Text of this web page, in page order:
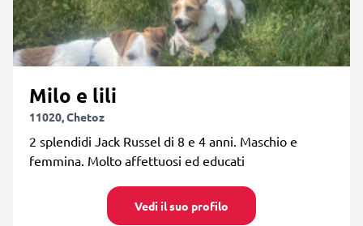
Milo e lili
11020, Chetoz
2 splendidi Jack Russel di 8 e 4 anni. Maschio e
femmina. Molto affettuosi ed educati
Vedi il suo profilo